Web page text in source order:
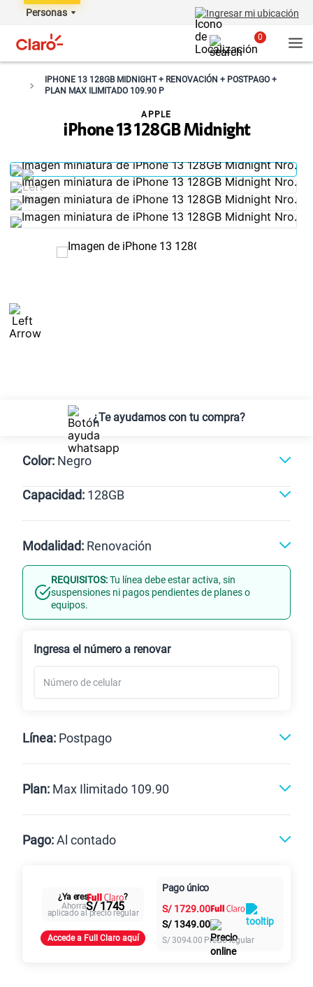
Personas Ingresar mi ubicación
0
IPHONE 13 128GB MIDNIGHT + RENOVACIÓN + POSTPAGO +
PLAN MAX ILIMITADO 109.90 P
iPhone 13 128GB Midnight
APPLE
¿Te ayudamos con tu compra?
Color: Negro
Capacidad: 128GB
128GB
Modalidad: Renovación
Línea Nueva Portabilidad
REQUISITOS:Tu línea debe estar activa, sin
suspensiones ni pagos pendientes de planes o
equipos.
Ingresa el número a renovar
Línea: Postpago
Postpago
Plan: Max Ilimitado 109.90
Paga solo
125GBen alta velocidad
79.90
Pago:Al contado
Al contado Cuotas Claro
intereses
¿Ya eres
?
AhorraS/ 1745
aplicado al precio regular
Accede a Full Claro aquí
Pago único
S/ 1729.00
S/ 1349.00
S/3094.00 Precio regular